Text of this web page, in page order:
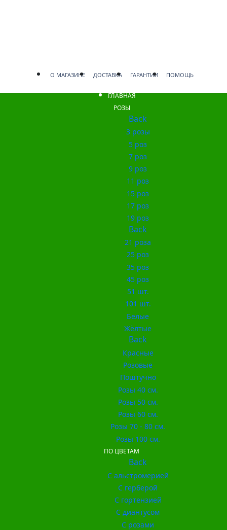
О МАГАЗИНЕ ДОСТАВКА ГАРАНТИИ ПОМОЩЬ
ГЛАВНАЯ
РОЗЫ
Back
3 розы
5 роз
7 роз
9 роз
11 роз
15 роз
17 роз
19 роз
Back
21 роза
25 роз
35 роз
45 роз
51 шт.
101 шт.
Белые
Жёлтые
Back
Красные
Розовые
Поштучно
Розы 40 см.
Розы 50 см.
Розы 60 см.
Розы 70 - 80 см.
Розы 100 см.
ПО ЦВЕТАМ
Back
С альстромерией
С герберой
С гортензией
С диантусом
С розами